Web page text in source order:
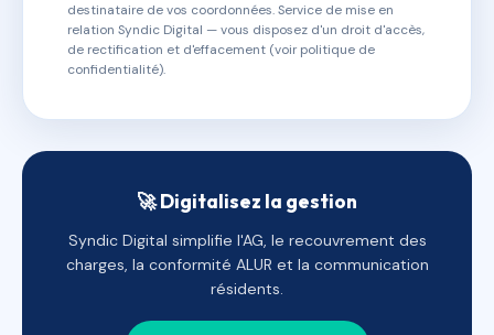
destinataire de vos coordonnées. Service de mise en
relation Syndic Digital — vous disposez d'un droit d'accès,
de rectification et d'effacement (voir politique de
confidentialité).
🚀 Digitalisez la gestion
Syndic Digital simplifie l'AG, le recouvrement des
charges, la conformité ALUR et la communication
résidents.